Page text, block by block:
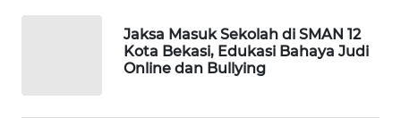
Jaksa Masuk Sekolah di SMAN 12
Kota Bekasi, Edukasi Bahaya Judi
Online dan Bullying